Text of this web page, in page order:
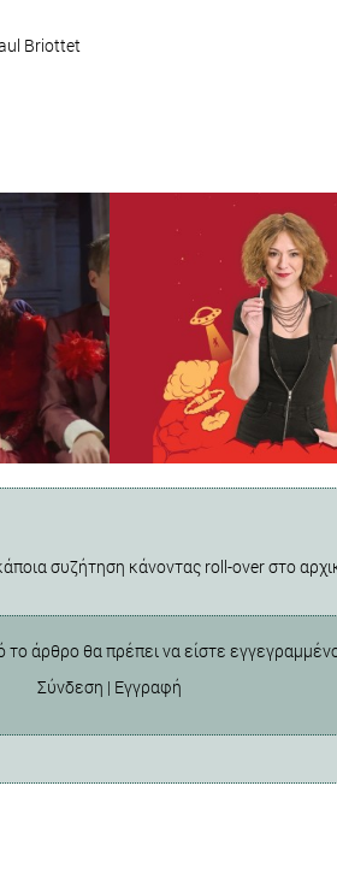
Briottet
συζήτηση κάνοντας roll-over στο
το άρθρο θα πρέπει να είστε
Σύνδεση | Εγγραφή